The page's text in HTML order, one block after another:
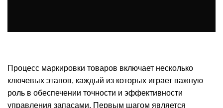
Процесс маркировки товаров включает несколько
ключевых этапов, каждый из которых играет важную
роль в обеспечении точности и эффективности
управления запасами. Первым шагом является